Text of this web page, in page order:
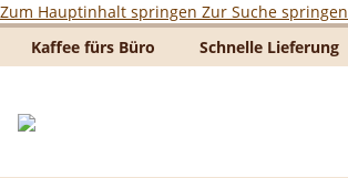
Zum Hauptinhalt springen Zur Suche springen
Kaffee fürs Büro
Schnelle Lieferung